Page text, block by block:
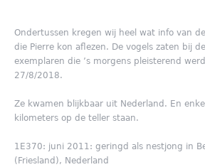
Ondertussen kregen wij heel wat info van
die Pierre kon aflezen. De vogels zaten bij
exemplaren die ’s morgens pleisterend
27/8/2018.
Ze kwamen blijkbaar uit Nederland. En
kilometers op de teller staan.
1E370: juni 2011: geringd als nestjong in
(Friesland), Nederland